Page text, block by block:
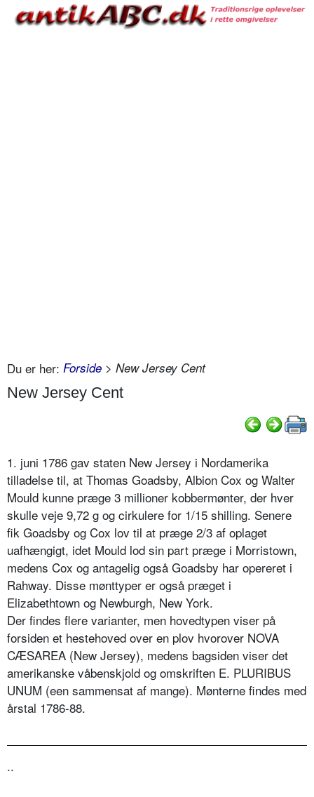
Du er her: Forside > New Jersey Cent
New Jersey Cent
1. juni 1786 gav staten New Jersey i Nordamerika
tilladelse til, at Thomas Goadsby, Albion Cox og Walter
Mould kunne præge 3 millioner kobbermønter, der hver
skulle veje 9,72 g og cirkulere for 1/15 shilling. Senere
fik Goadsby og Cox lov til at præge 2/3 af oplaget
uafhængigt, idet Mould lod sin part præge i Morristown,
medens Cox og antagelig også Goadsby har opereret i
Rahway. Disse mønttyper er også præget i
Elizabethtown og Newburgh, New York.
Der findes flere varianter, men hovedtypen viser på
forsiden et hestehoved over en plov hvorover NOVA
CÆSAREA (New Jersey), medens bagsiden viser det
amerikanske våbenskjold og omskriften E. PLURIBUS
UNUM (een sammensat af mange). Mønterne findes med
årstal 1786-88.
..